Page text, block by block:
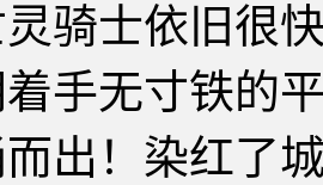
骑士依旧很
手无寸铁的
出！染红了